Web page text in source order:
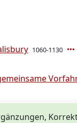
1060-1130